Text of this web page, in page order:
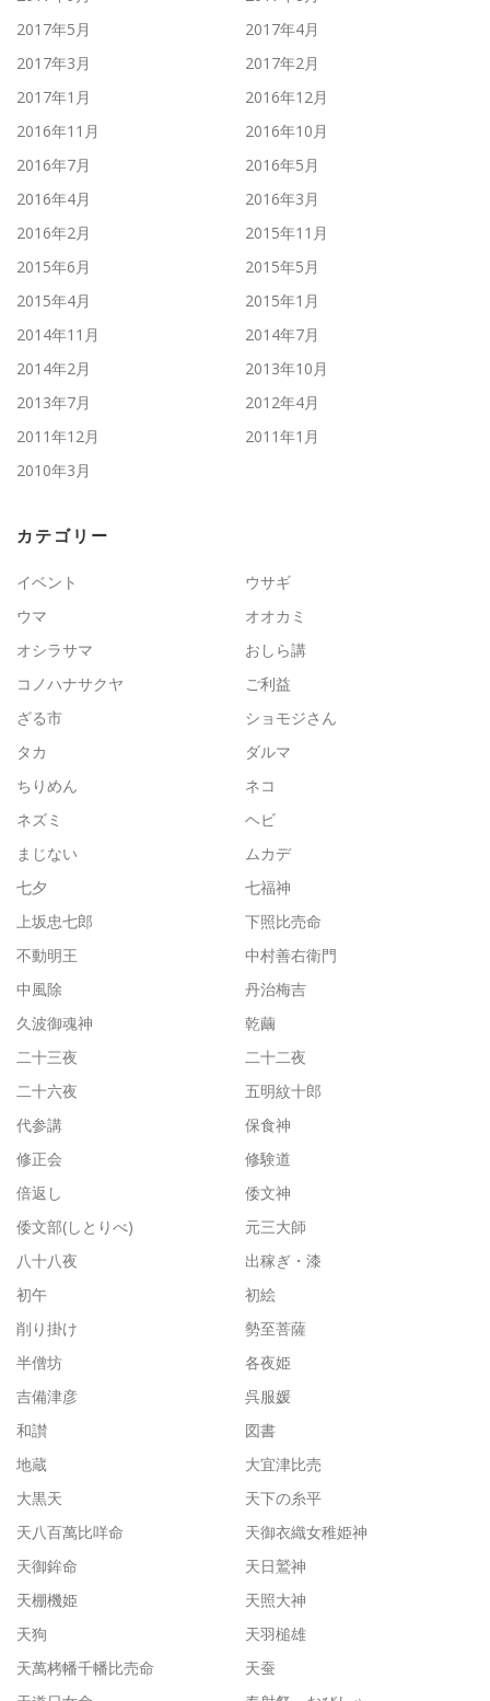
2017年5月
2017年4月
2017年3月
2017年2月
2017年1月
2016年12月
2016年11月
2016年10月
2016年7月
2016年5月
2016年4月
2016年3月
2016年2月
2015年11月
2015年6月
2015年5月
2015年4月
2015年1月
2014年11月
2014年7月
2014年2月
2013年10月
2013年7月
2012年4月
2011年12月
2011年1月
2010年3月
カテゴリー
イベント
ウサギ
ウマ
オオカミ
オシラサマ
おしら講
コノハナサクヤ
ご利益
ざる市
ショモジさん
タカ
ダルマ
ちりめん
ネコ
ネズミ
ヘビ
まじない
ムカデ
七夕
七福神
上坂忠七郎
下照比売命
不動明王
中村善右衛門
中風除
丹治梅吉
久波御魂神
乾繭
二十三夜
二十二夜
二十六夜
五明紋十郎
代参講
保食神
修正会
修験道
倍返し
倭文神
倭文部(しとりべ)
元三大師
八十八夜
出稼ぎ・漆
初午
初絵
削り掛け
勢至菩薩
半僧坊
各夜姫
吉備津彦
呉服媛
和讃
図書
地蔵
大宜津比売
大黒天
天下の糸平
天八百萬比咩命
天御衣織女稚姫神
天御鉾命
天日鷲神
天棚機姫
天照大神
天狗
天羽槌雄
天萬栲幡千幡比売命
天蚕